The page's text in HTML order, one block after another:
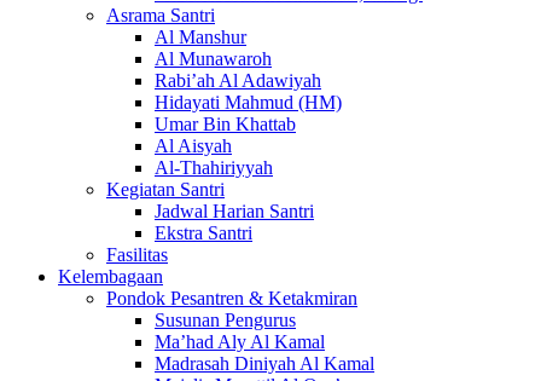
Asrama Santri
Al Manshur
Al Munawaroh
Rabi’ah Al Adawiyah
Hidayati Mahmud (HM)
Umar Bin Khattab
Al Aisyah
Al-Thahiriyyah
Kegiatan Santri
Jadwal Harian Santri
Ekstra Santri
Fasilitas
Kelembagaan
Pondok Pesantren & Ketakmiran
Susunan Pengurus
Ma’had Aly Al Kamal
Madrasah Diniyah Al Kamal